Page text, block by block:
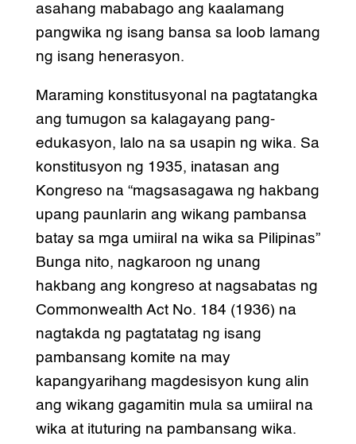
asahang mababago ang kaalamang
pangwika ng isang bansa sa loob lamang
ng isang henerasyon.
Maraming konstitusyonal na pagtatangka
ang tumugon sa kalagayang pang-
edukasyon, lalo na sa usapin ng wika. Sa
konstitusyon ng 1935, inatasan ang
Kongreso na “magsasagawa ng hakbang
upang paunlarin ang wikang pambansa
batay sa mga umiiral na wika sa Pilipinas”
Bunga nito, nagkaroon ng unang
hakbang ang kongreso at nagsabatas ng
Commonwealth Act No. 184 (1936) na
nagtakda ng pagtatatag ng isang
pambansang komite na may
kapangyarihang magdesisyon kung alin
ang wikang gagamitin mula sa umiiral na
wika at ituturing na pambansang wika.